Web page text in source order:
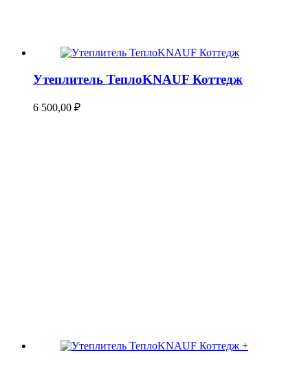
Утеплитель ТеплоKNAUF Коттедж
6 500,00 ₽